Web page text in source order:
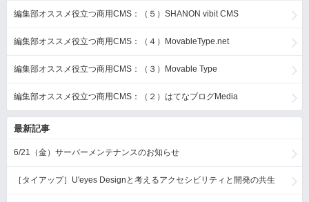
編集部オススメ役立つ商用CMS：（５）SHANON vibit CMS
編集部オススメ役立つ商用CMS：（４）MovableType.net
編集部オススメ役立つ商用CMS：（３）Movable Type
編集部オススメ役立つ商用CMS：（２）はてなブログMedia
最新記事
6/21（金）サーバーメンテナンスのお知らせ
［タイアップ］U'eyes Designと考えるアクセシビリティと開発の共生